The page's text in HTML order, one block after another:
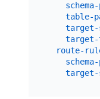
table-
target-
route-
target-